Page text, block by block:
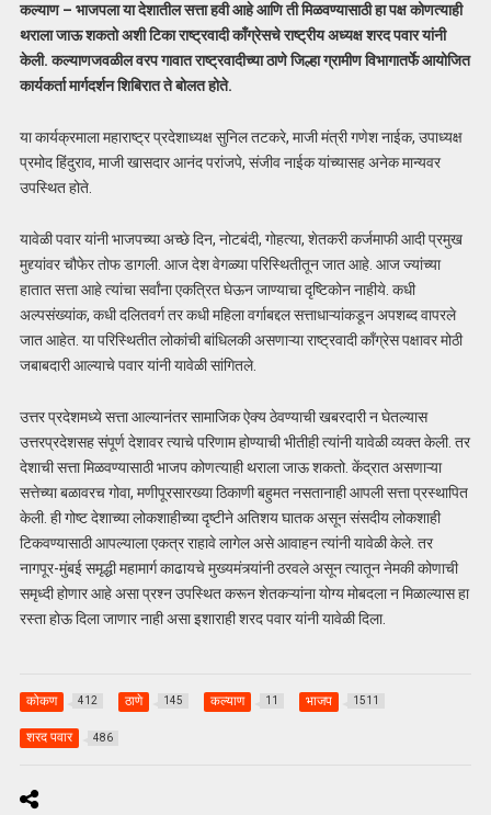
कल्याण – भाजपला या देशातील सत्ता हवी आहे आणि ती मिळवण्यासाठी हा पक्ष कोणत्याही
थराला जाऊ शकतो अशी टिका राष्ट्रवादी काँग्रेसचे राष्ट्रीय अध्यक्ष शरद पवार यांनी
केली. कल्याणजवळील वरप गावात राष्ट्रवादीच्या ठाणे जिल्हा ग्रामीण विभागातर्फे आयोजित
कार्यकर्ता मार्गदर्शन शिबिरात ते बोलत होते.
या कार्यक्रमाला महाराष्ट्र प्रदेशाध्यक्ष सुनिल तटकरे, माजी मंत्री गणेश नाईक, उपाध्यक्ष
प्रमोद हिंदुराव, माजी खासदार आनंद परांजपे, संजीव नाईक यांच्यासह अनेक मान्यवर
उपस्थित होते.
यावेळी पवार यांनी भाजपच्या अच्छे दिन, नोटबंदी, गोहत्या, शेतकरी कर्जमाफी आदी प्रमुख
मुद्द्यांवर चौफेर तोफ डागली. आज देश वेगळ्या परिस्थितीतून जात आहे. आज ज्यांच्या
हातात सत्ता आहे त्यांचा सर्वांना एकत्रित घेऊन जाण्याचा दृष्टिकोन नाहीये. कधी
अल्पसंख्यांक, कधी दलितवर्ग तर कधी महिला वर्गाबद्दल सत्ताधाऱ्यांकडून अपशब्द वापरले
जात आहेत. या परिस्थितीत लोकांची बांधिलकी असणाऱ्या राष्ट्रवादी काँग्रेस पक्षावर मोठी
जबाबदारी आल्याचे पवार यांनी यावेळी सांगितले.
उत्तर प्रदेशमध्ये सत्ता आल्यानंतर सामाजिक ऐक्य ठेवण्याची खबरदारी न घेतल्यास
उत्तरप्रदेशसह संपूर्ण देशावर त्याचे परिणाम होण्याची भीतीही त्यांनी यावेळी व्यक्त केली. तर
देशाची सत्ता मिळवण्यासाठी भाजप कोणत्याही थराला जाऊ शकतो. केंद्रात असणाऱ्या
सत्तेच्या बळावरच गोवा, मणीपूरसारख्या ठिकाणी बहुमत नसतानाही आपली सत्ता प्रस्थापित
केली. ही गोष्ट देशाच्या लोकशाहीच्या दृष्टीने अतिशय घातक असून संसदीय लोकशाही
टिकवण्यासाठी आपल्याला एकत्र राहावे लागेल असे आवाहन त्यांनी यावेळी केले. तर
नागपूर-मुंबई समृद्धी महामार्ग काढायचे मुख्यमंत्र्यांनी ठरवले असून त्यातून नेमकी कोणाची
समृध्दी होणार आहे असा प्रश्न उपस्थित करून शेतकऱ्यांना योग्य मोबदला न मिळाल्यास हा
रस्ता होऊ दिला जाणार नाही असा इशाराही शरद पवार यांनी यावेळी दिला.
कोकण 412 ठाणे 145 कल्याण 11 भाजप 1511
शरद पवार 486